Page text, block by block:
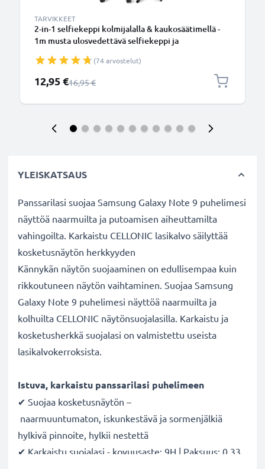
TARVIKKEET
2-in-1 selfiekeppi kolmijalalla & kaukosäätimellä -
1m musta ulosvedettävä selfiekeppi ja
kaukosäätimellä puhelimelle ja kameralle -
iPhonelle, GoProlle, Androidille ynm.
(74 arvostelut)
Erikoishinta
12,95 €Normaali hinta
16,95 €
YLEISKATSAUS
Panssarilasi suojaa Samsung Galaxy Note 9 puhelimesi
näyttöä naarmuilta ja putoamisen aiheuttamilta
vahingoilta. Karkaistu CELLONIC lasikalvo säilyttää
kosketusnäytön herkkyyden
Kännykän näytön suojaaminen on edullisempaa kuin
rikkoutuneen näytön vaihtaminen. Suojaa Samsung
Galaxy Note 9 puhelimesi näyttöä naarmuilta ja
kolhuilta CELLONIC näytönsuojalasilla. Karkaistu ja
kosketusherkkä suojalasi on valmistettu useista
lasikalvokerroksista.
Istuva, karkaistu panssarilasi puhelimeen
✔ Suojaa kosketusnäytön –
naarmuuntumaton, iskunkestävä ja sormenjälkiä
hylkivä pinnoite, hylkii nestettä
✔ Karkaistu suojalasi - kovuusaste: 9H | Paksuus: 0,33